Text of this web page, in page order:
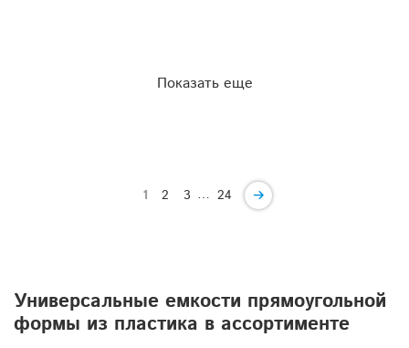
Показать еще
1 2 3 … 24
Универсальные емкости прямоугольной
формы из пластика в ассортименте